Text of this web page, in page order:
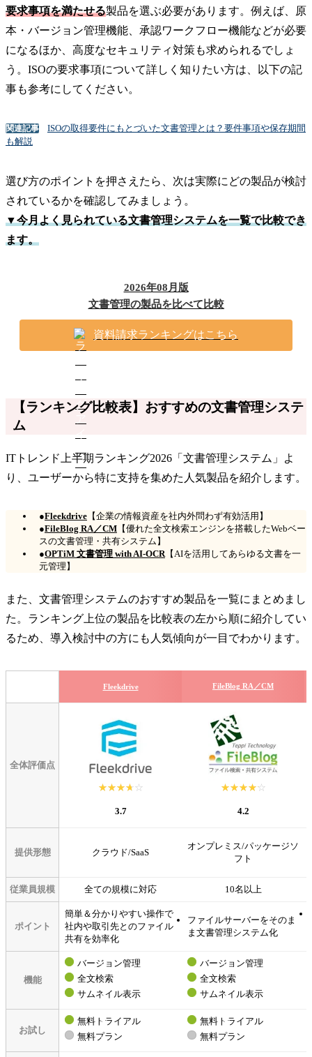
要求事項を満たせる製品を選ぶ必要があります。例えば、原
本・バージョン管理機能、承認ワークフロー機能などが必要
になるほか、高度なセキュリティ対策も求められるでしょ
う。ISOの要求事項について詳しく知りたい方は、以下の記
事も参考にしてください。
関連記事
ISOの取得要件にもとづいた文書管理とは？要件事項や保存期間
も解説
選び方のポイントを押さえたら、次は実際にどの製品が検討
されているかを確認してみましょう。
▼今月よく見られている文書管理システムを一覧で比較でき
ます。
2026年08月版
文書管理の製品を比べて比較
資料請求ランキングはこちら
【ランキング比較表】おすすめの文書管理システ
ム
ITトレンド上半期ランキング2026「文書管理システム」よ
り、ユーザーから特に支持を集めた人気製品を紹介します。
●Fleekdrive 【企業の情報資産を社内外問わず有効活用】
●FileBlog RA／CM 【優れた全文検索エンジンを搭載したWebベー
スの文書管理・共有システム】
●OPTiM 文書管理 with AI-OCR 【AIを活用してあらゆる文書を一
元管理】
また、文書管理システムのおすすめ製品を一覧にまとめまし
た。ランキング上位の製品を比較表の左から順に紹介してい
るため、導入検討中の方にも人気傾向が一目でわかります。
Fleekdrive FileBlog RA／CM
全体評価点
☆☆☆☆☆
★★★★★
3.7
☆☆☆☆☆
★★★★★
4.2
提供形態 クラウド/SaaS
オンプレミス/パッケージソ
フト
従業員規模 全ての規模に対応 10名以上
ポイント
簡単＆分かりやすい操作で
社内や取引先とのファイル
共有を効率化
ファイルサーバーをそのま
ま文書管理システム化
機能
バージョン管理
全文検索
サムネイル表示
バージョン管理
全文検索
サムネイル表示
お試し
無料トライアル
無料プラン
無料トライアル
無料プラン